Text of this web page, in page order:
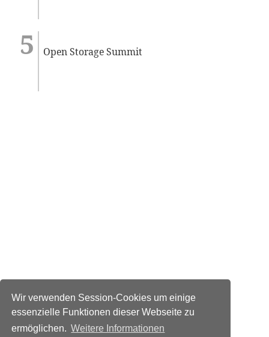
Wir verwenden Session-Cookies um einige
essenzielle Funktionen dieser Webseite zu
ermöglichen. Weitere Informationen
Open Storage Summit